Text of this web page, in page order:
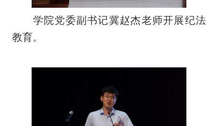
学院党委副书记冀赵杰老师开展纪法
教育。